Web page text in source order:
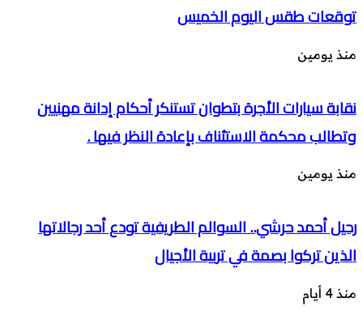
توقعات طقس اليوم الخميس
منذ يومين
نقابة سيارات الأجرة بتطوان تستنكر أحكام إدانة مهنيين
وتطالب محكمة الاستئناف بإعادة النظر فيها .
منذ يومين
رحيل أحمد حرشي.. السوالم الطريفية تودع أحد رجالاتها
الذين تركوا بصمة في تربية الأجيال
منذ 4 أيام